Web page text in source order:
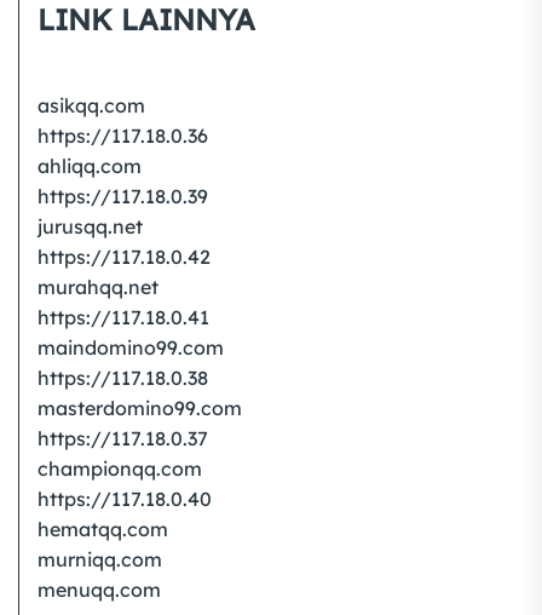
LINK LAINNYA
asikqq.com
https://117.18.0.36
ahliqq.com
https://117.18.0.39
jurusqq.net
https://117.18.0.42
murahqq.net
https://117.18.0.41
maindomino99.com
https://117.18.0.38
masterdomino99.com
https://117.18.0.37
championqq.com
https://117.18.0.40
hematqq.com
murniqq.com
menuqq.com